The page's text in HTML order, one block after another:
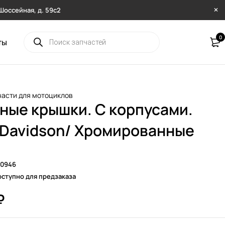
д. 59с2
0
для мотоциклов
крышки. С корпусами.
Хромированные
0946
для предзаказа